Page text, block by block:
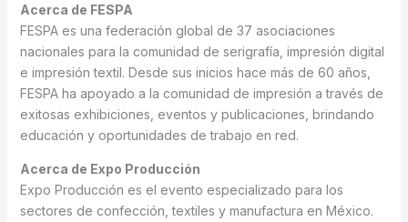
Acerca de FESPA
FESPA es una federación global de 37 asociaciones
nacionales para la comunidad de serigrafía, impresión digital
e impresión textil. Desde sus inicios hace más de 60 años,
FESPA ha apoyado a la comunidad de impresión a través de
exitosas exhibiciones, eventos y publicaciones, brindando
educación y oportunidades de trabajo en red.
Acerca de Expo Producción
Expo Producción es el evento especializado para los
sectores de confección, textiles y manufactura en México.